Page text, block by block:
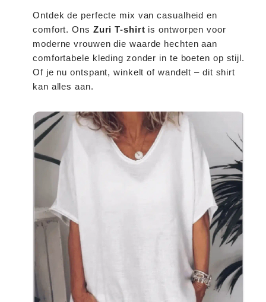
Comfortabel
van
Nature
Comfortabel
van
Nature
Ontdek de perfecte mix van casualheid en
comfort. Ons Zuri T-shirt is ontworpen voor
moderne vrouwen die waarde hechten aan
comfortabele kleding zonder in te boeten op stijl.
Of je nu ontspant, winkelt of wandelt – dit shirt
kan alles aan.